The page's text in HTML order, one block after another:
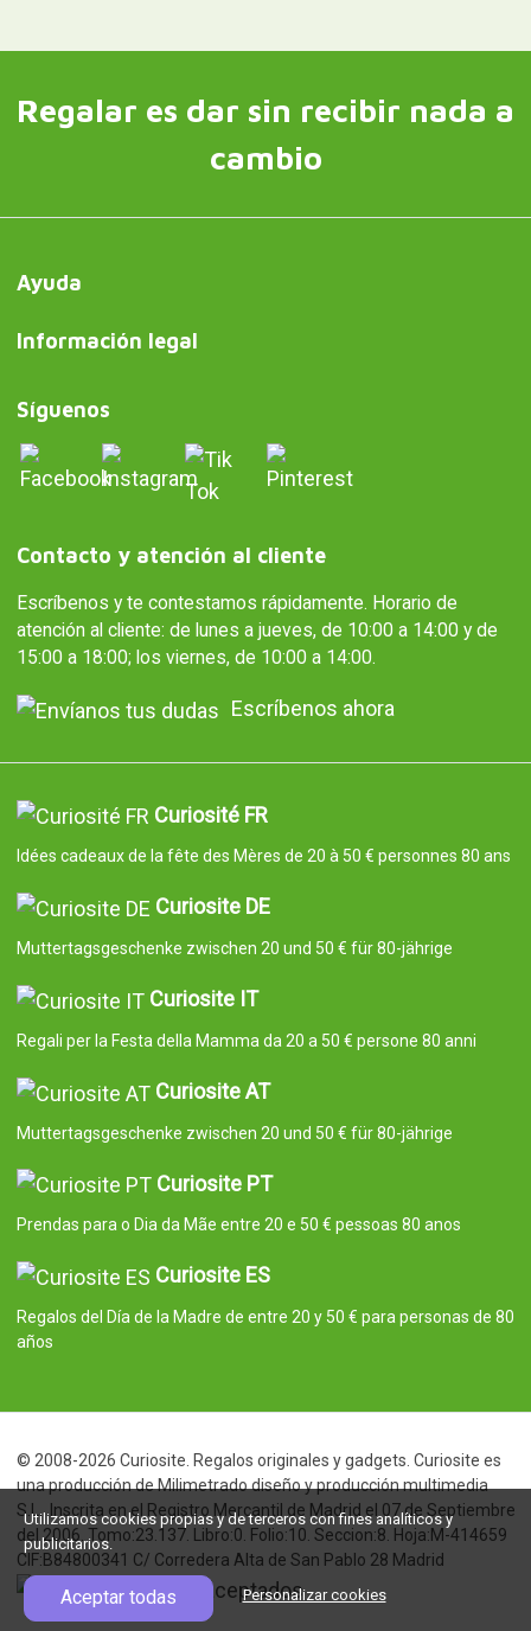
Regalar es dar sin recibir nada a
cambio
Ayuda
Información legal
Síguenos
Contacto y atención al cliente
Escríbenos y te contestamos rápidamente. Horario de
atención al cliente: de lunes a jueves, de 10:00 a 14:00 y de
15:00 a 18:00; los viernes, de 10:00 a 14:00.
Escríbenos ahora
Curiosité FR
Idées cadeaux de la fête des Mères de 20 à 50 € personnes 80 ans
Curiosite DE
Muttertagsgeschenke zwischen 20 und 50 € für 80-jährige
Curiosite IT
Regali per la Festa della Mamma da 20 a 50 € persone 80 anni
Curiosite AT
Muttertagsgeschenke zwischen 20 und 50 € für 80-jährige
Curiosite PT
Prendas para o Dia da Mãe entre 20 e 50 € pessoas 80 anos
Curiosite ES
Regalos del Día de la Madre de entre 20 y 50 € para personas de 80
años
© 2008-2026 Curiosite. Regalos originales y gadgets. Curiosite es
una producción de Milimetrado diseño y producción multimedia
S.L.. Inscrita en el Registro Mercantil de Madrid el 07 de Septiembre
del 2006. Tomo:23.137. Libro:0. Folio:10. Seccion:8. Hoja:M-414659
CIF:B84800341 C/ Corredera Alta de San Pablo 28 Madrid
Utilizamos cookies propias y de terceros con fines analíticos y
publicitarios.
Aceptar todas Personalizar cookies